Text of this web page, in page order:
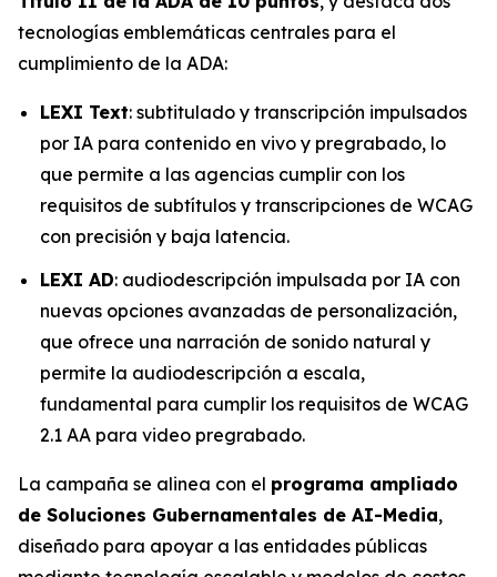
tecnologías emblemáticas centrales para el
cumplimiento de la ADA:
LEXI Text: subtitulado y transcripción impulsados
por IA para contenido en vivo y pregrabado, lo
que permite a las agencias cumplir con los
requisitos de subtítulos y transcripciones de WCAG
con precisión y baja latencia.
LEXI AD: audiodescripción impulsada por IA con
nuevas opciones avanzadas de personalización,
que ofrece una narración de sonido natural y
permite la audiodescripción a escala,
fundamental para cumplir los requisitos de WCAG
2.1 AA para video pregrabado.
La campaña se alinea con el programa ampliado
de Soluciones Gubernamentales de AI-Media,
diseñado para apoyar a las entidades públicas